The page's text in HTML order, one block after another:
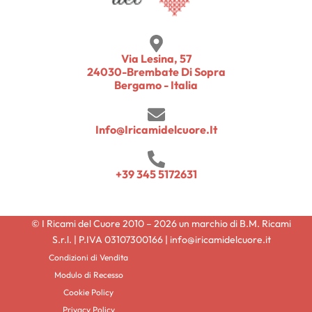
Via Lesina, 57
24030-Brembate Di Sopra
Bergamo - Italia
Info@iricamidelcuore.it
+39 345 5172631
© I Ricami del Cuore 2010 – 2026 un marchio di B.M. Ricami
S.r.l. | P.IVA 03107300166 | info@iricamidelcuore.it
Condizioni di Vendita
Modulo di Recesso
Cookie Policy
Privacy Policy